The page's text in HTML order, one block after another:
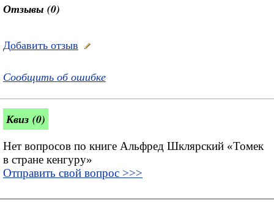
Отзывы (0)
Добавить отзыв
Сообщить об ошибке
Квиз (0)
Нет вопросов по книге Альфред Шклярский «Томек
в стране кенгуру»
Отправить свой вопрос >>>